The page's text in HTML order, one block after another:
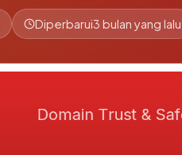
Diperbarui3 bulan yang lalu